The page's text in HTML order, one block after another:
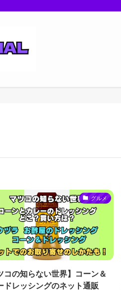
グルメ
コの知らない世界】コーン＆
ドレッシングのネット通販